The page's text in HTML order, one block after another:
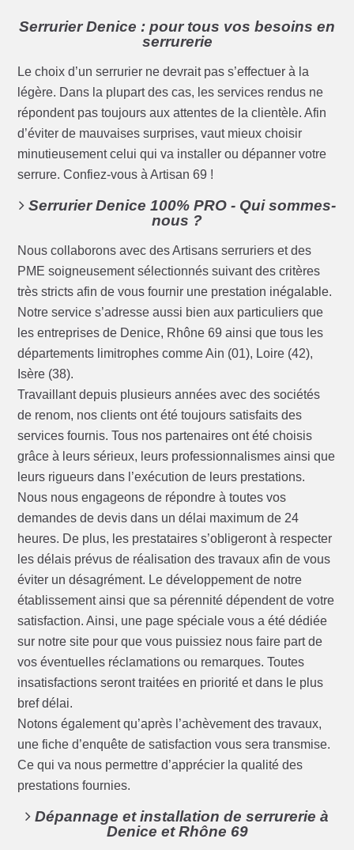
Serrurier Denice : pour tous vos besoins en
serrurerie
Le choix d’un serrurier ne devrait pas s’effectuer à la
légère. Dans la plupart des cas, les services rendus ne
répondent pas toujours aux attentes de la clientèle. Afin
d’éviter de mauvaises surprises, vaut mieux choisir
minutieusement celui qui va installer ou dépanner votre
serrure. Confiez-vous à Artisan 69 !
Serrurier Denice 100% PRO - Qui sommes-
nous ?
Nous collaborons avec des Artisans serruriers et des
PME soigneusement sélectionnés suivant des critères
très stricts afin de vous fournir une prestation inégalable.
Notre service s’adresse aussi bien aux particuliers que
les entreprises de Denice, Rhône 69 ainsi que tous les
départements limitrophes comme Ain (01), Loire (42),
Isère (38).
Travaillant depuis plusieurs années avec des sociétés
de renom, nos clients ont été toujours satisfaits des
services fournis. Tous nos partenaires ont été choisis
grâce à leurs sérieux, leurs professionnalismes ainsi que
leurs rigueurs dans l’exécution de leurs prestations.
Nous nous engageons de répondre à toutes vos
demandes de devis dans un délai maximum de 24
heures. De plus, les prestataires s’obligeront à respecter
les délais prévus de réalisation des travaux afin de vous
éviter un désagrément. Le développement de notre
établissement ainsi que sa pérennité dépendent de votre
satisfaction. Ainsi, une page spéciale vous a été dédiée
sur notre site pour que vous puissiez nous faire part de
vos éventuelles réclamations ou remarques. Toutes
insatisfactions seront traitées en priorité et dans le plus
bref délai.
Notons également qu’après l’achèvement des travaux,
une fiche d’enquête de satisfaction vous sera transmise.
Ce qui va nous permettre d’apprécier la qualité des
prestations fournies.
Dépannage et installation de serrurerie à
Denice et Rhône 69